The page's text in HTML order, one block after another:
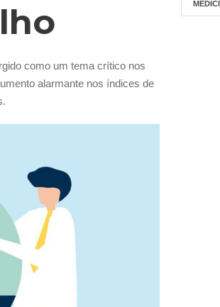
como um tema crítico nos
alarmante nos índices de